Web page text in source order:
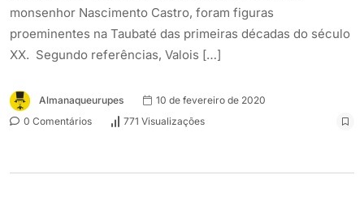
monsenhor Nascimento Castro, foram figuras
proeminentes na Taubaté das primeiras décadas do século
XX. Segundo referências, Valois […]
Almanaqueurupes
10 de fevereiro de 2020
0 Comentários
771 Visualizações